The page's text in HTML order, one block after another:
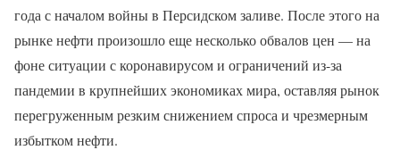
года с началом войны в Персидском заливе. После этого на
рынке нефти произошло еще несколько обвалов цен — на
фоне ситуации с коронавирусом и ограничений из-за
пандемии в крупнейших экономиках мира, оставляя рынок
перегруженным резким снижением спроса и чрезмерным
избытком нефти.